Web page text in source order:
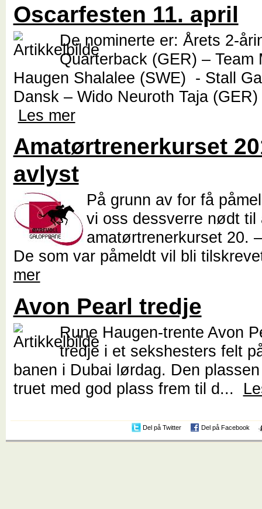
Oscarfesten 11. april
De nominerte er: Årets 2-
Quarterback (GER) – Team
Haugen Shalalee (SWE) - Stall
Dansk – Wido Neuroth Taja
Les mer
Amatørtrenerkurset
avlyst
På grunn av for få
vi oss dessverre nødt til
amatørtrenerkurset 20.
De som var påmeldt vil bli
mer
Avon Pearl tredje
Rune Haugen-trente Avon
tredje i et sekshesters felt
banen i Dubai lørdag. Den
truet med god plass frem til d...
Del på Twitter Del på Facebook